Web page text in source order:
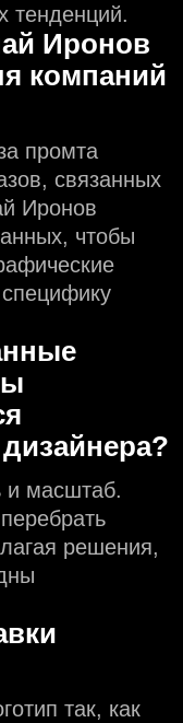
тенденций.
Иронов
компаний
промта
связанных
Иронов
чтобы
и масштаб.
решения,
так, как